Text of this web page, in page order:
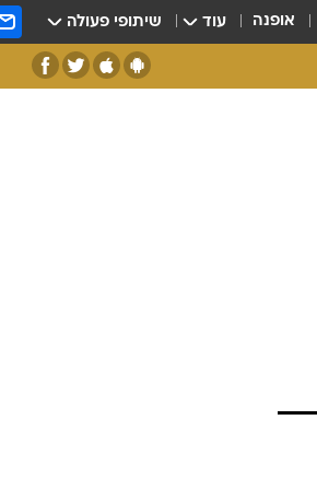
אופנה עוד שיתופי פעולה